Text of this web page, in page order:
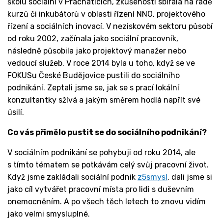
školu sociální v Prachaticích, zkušenosti sbírala na řadě
kurzů či inkubátorů v oblasti řízení NNO, projektového
řízení a sociálních inovací. V neziskovém sektoru působí
od roku 2002, začínala jako sociální pracovník,
následně působila jako projektový manažer nebo
vedoucí služeb. V roce 2014 byla u toho, když se ve
FOKUSu České Budějovice pustili do sociálního
podnikání. Zeptali jsme se, jak se s prací lokální
konzultantky sžívá a jakým směrem hodlá napřít své
úsilí.
Co vás přimělo pustit se do sociálního podnikání?
V sociálním podnikání se pohybuji od roku 2014, ale
s tímto tématem se potkávám celý svůj pracovní život.
Když jsme zakládali sociální podnik z5smysl , dali jsme si
jako cíl vytvářet pracovní místa pro lidi s duševním
onemocněním. A po všech těch letech to znovu vidím
jako velmi smysluplné.